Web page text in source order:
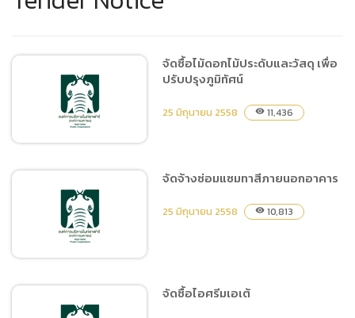
จัดซื้อไม้ดอกไม้ประดับและ
วัสดุ เพื่อปรับปรุงภูมิทัศน์
จัดซื้อไม้ดอกไม้ประดับและวัสดุ เพื่อ
ปรับปรุงภูมิทัศน์
25 มิถุนายน 2558 visibility 11,436
จัดจ้างซ่อมแซมทาสีภายนอก
จัดจ้างซ่อมแซมทาสีภายนอกอาคาร
25 มิถุนายน 2558 visibility 10,813
จัดซื้อไอศรีมเอเต้